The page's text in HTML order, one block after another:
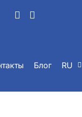
Блог RU